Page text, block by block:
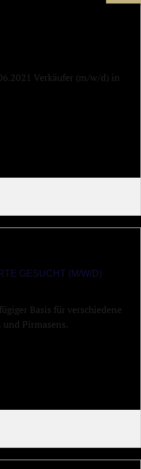
Verkäufer (m/w/d) in
GESUCHT (M/W/D)
Basis für verschiedene
Pirmasens.